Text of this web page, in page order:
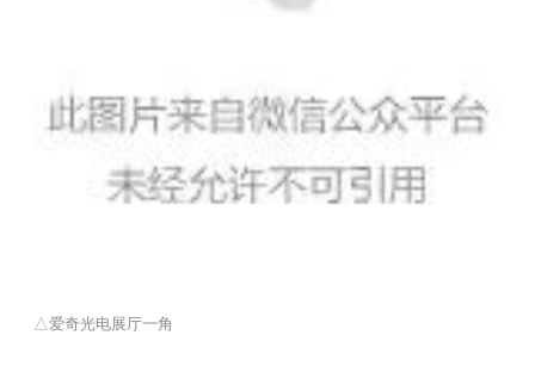
△爱奇光电展厅一角